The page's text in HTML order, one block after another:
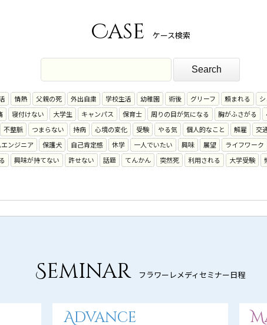
Case ケース検索
情熱 父親の死 外出自粛 学校生活 幼稚園 術後 グリーフ 頼まれる
寝付けない 大学生 キャンパス 保育士 周りの目が気になる 胸がふさがる
不整脈 つまらない 持病 心境の変化 受験 やる気 個人的なこと 解雇 交
ンジニア 保護犬 自己肯定感 休学 一人でいたい 興味 展望 ライフワーク
興味が持てない 許せない 話題 てんかん 突然死 利用される 大学受験
Seminarフラワーレメディセミナー日程
Advance